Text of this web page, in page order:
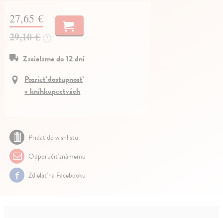
27,65 €
29,10 € ?
Zasielame do 12 dní
Pozrieť dostupnosť
v kníhkupectvách
Pridať do wishlistu
Odporučiť známemu
Zdielať na Facebooku